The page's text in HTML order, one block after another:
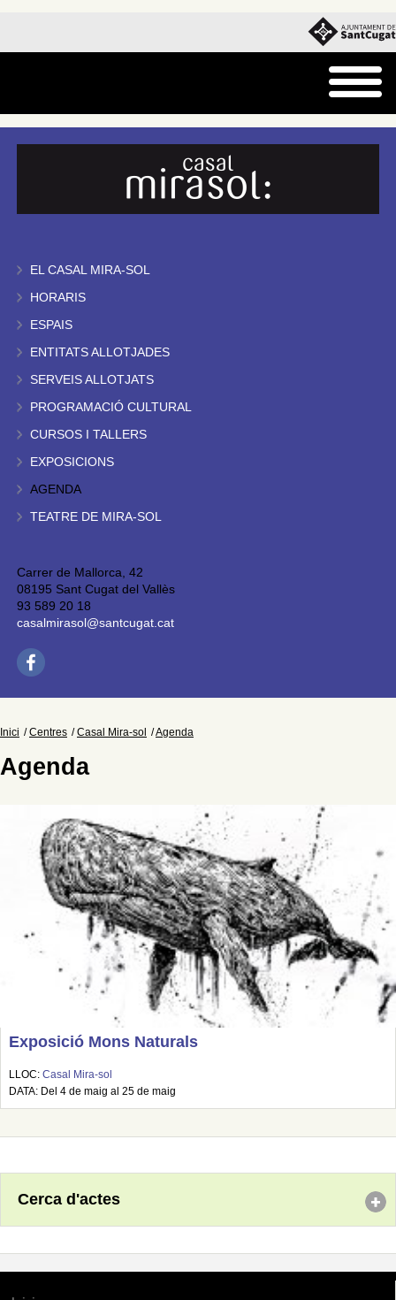
EL CASAL MIRA-SOL
HORARIS
ESPAIS
ENTITATS ALLOTJADES
SERVEIS ALLOTJATS
PROGRAMACIÓ CULTURAL
CURSOS I TALLERS
EXPOSICIONS
AGENDA
TEATRE DE MIRA-SOL
Carrer de Mallorca, 42
08195 Sant Cugat del Vallès
93 589 20 18
casalmirasol@santcugat.cat
Inici Centres Casal Mira-sol Agenda
Agenda
Exposició Mons Naturals
LLOC: Casal Mira-sol
DATA: Del 4 de maig al 25 de maig
Cerca d'actes